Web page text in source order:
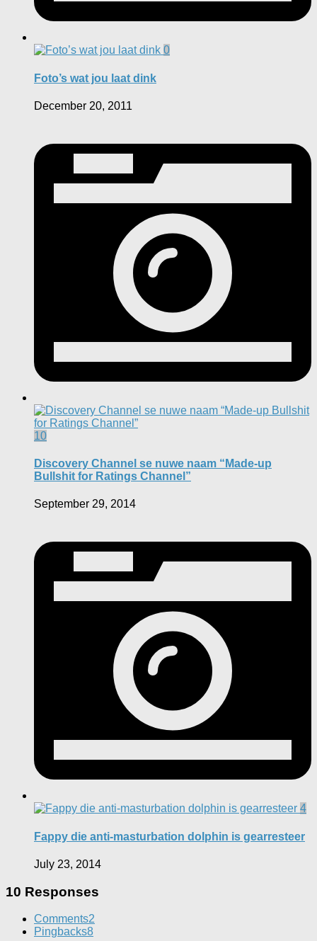
0
Foto’s wat jou laat dink
December 20, 2011
10
Discovery Channel se nuwe naam “Made-up
Bullshit for Ratings Channel”
September 29, 2014
4
Fappy die anti-masturbation dolphin is gearresteer
July 23, 2014
10 Responses
Comments2
Pingbacks8